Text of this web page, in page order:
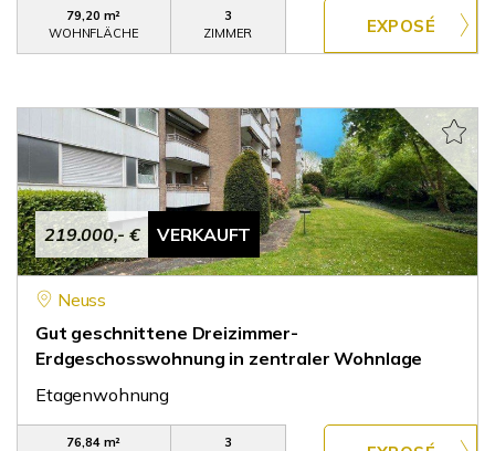
79,20 m²
WOHNFLÄCHE
3
ZIMMER
219.000,- € VERKAUFT
Neuss
Gut geschnittene Dreizimmer-
Erdgeschosswohnung in zentraler Wohnlage
Etagenwohnung
76,84 m²
3